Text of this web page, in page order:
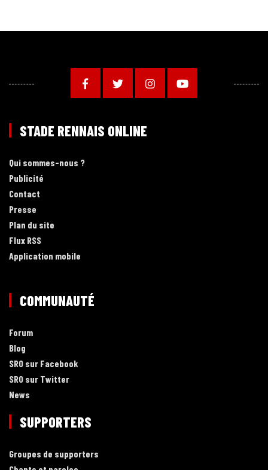
STADE RENNAIS ONLINE
Qui sommes-nous ?
Publicité
Contact
Presse
Plan du site
Flux RSS
Application mobile
COMMUNAUTÉ
Forum
Blog
SRO sur Facebook
SRO sur Twitter
News
SUPPORTERS
Groupes de supporters